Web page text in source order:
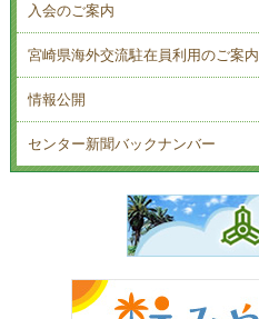
入会のご案内
宮崎県海外交流駐在員利用のご案内
情報公開
センター新聞バックナンバー